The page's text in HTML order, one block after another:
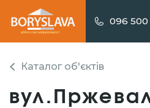
096 500
Каталог об'єктів